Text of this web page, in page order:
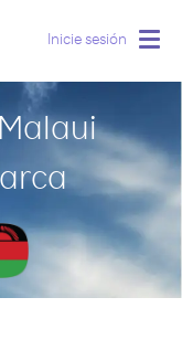
Inicie sesión